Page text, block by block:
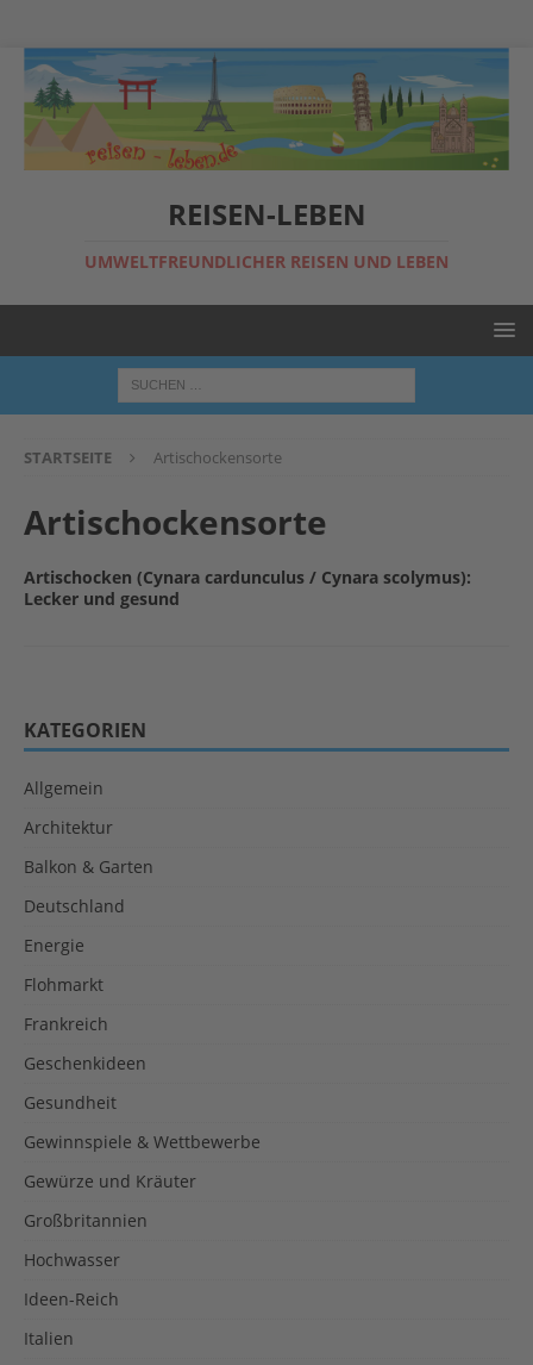
REISEN-LEBEN
UMWELTFREUNDLICHER REISEN UND LEBEN
STARTSEITE Artischockensorte
Artischockensorte
Artischocken (Cynara cardunculus / Cynara scolymus):
Lecker und gesund
KATEGORIEN
Allgemein
Architektur
Balkon & Garten
Deutschland
Energie
Flohmarkt
Frankreich
Geschenkideen
Gesundheit
Gewinnspiele & Wettbewerbe
Gewürze und Kräuter
Großbritannien
Hochwasser
Ideen-Reich
Italien